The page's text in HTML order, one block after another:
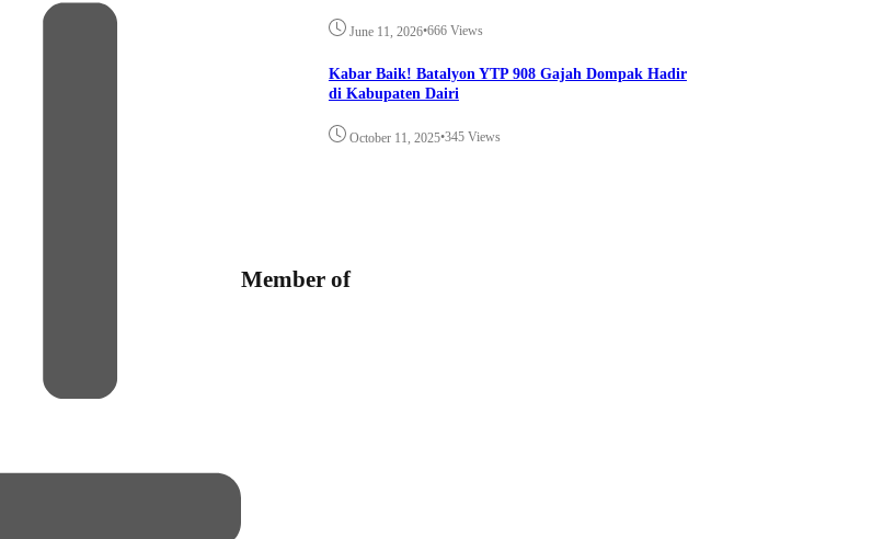
June 11, 2026•666 Views
Kabar Baik! Batalyon YTP 908 Gajah Dompak Hadir
di Kabupaten Dairi
October 11, 2025•345 Views
Member of